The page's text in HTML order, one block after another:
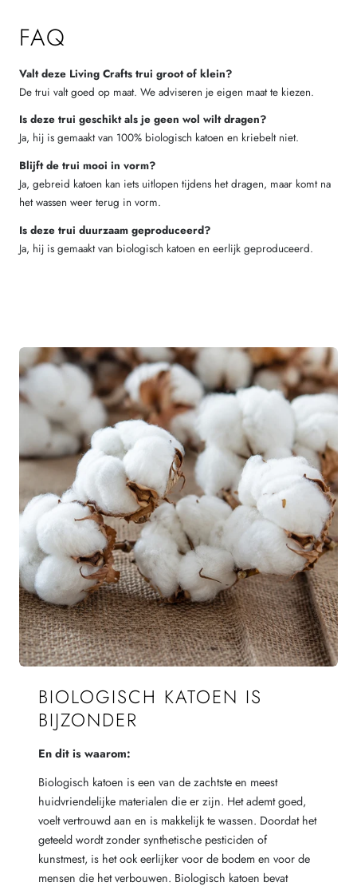
FAQ
Valt deze Living Crafts trui groot of klein?
De trui valt goed op maat. We adviseren je eigen maat te kiezen.
Is deze trui geschikt als je geen wol wilt dragen?
Ja, hij is gemaakt van 100% biologisch katoen en kriebelt niet.
Blijft de trui mooi in vorm?
Ja, gebreid katoen kan iets uitlopen tijdens het dragen, maar komt na
het wassen weer terug in vorm.
Is deze trui duurzaam geproduceerd?
Ja, hij is gemaakt van biologisch katoen en eerlijk geproduceerd.
BIOLOGISCH KATOEN IS
BIJZONDER
En dit is waarom:
Biologisch katoen is een van de zachtste en meest
huidvriendelijke materialen die er zijn. Het ademt goed,
voelt vertrouwd aan en is makkelijk te wassen. Doordat het
geteeld wordt zonder synthetische pesticiden of
kunstmest, is het ook eerlijker voor de bodem en voor de
mensen die het verbouwen. Biologisch katoen bevat